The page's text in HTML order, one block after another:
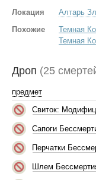
Локация
Алтарь
Похожие
Темная
Темная
Дроп (25
предмет
Свиток:
Сапоги
Перчатки
Шлем